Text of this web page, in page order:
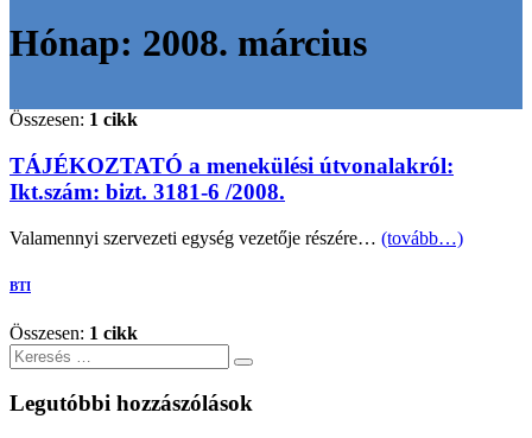
Hónap: 2008. március
Összesen: 1 cikk
TÁJÉKOZTATÓ a menekülési útvonalakról:
Ikt.szám: bizt. 3181-6 /2008.
Valamennyi szervezeti egység vezetője részére… (tovább…)
BTI
Összesen: 1 cikk
Keresés
Legutóbbi hozzászólások